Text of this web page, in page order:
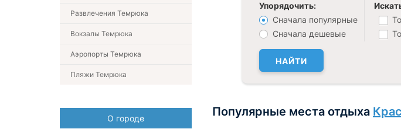
Упорядочить:
Сначала популярные
Сначала дешевые
НАЙТИ
Популярные места отдыха
Развлечения Темрюка
Вокзалы Темрюка
Аэропорты Темрюка
Пляжи Темрюка
О городе